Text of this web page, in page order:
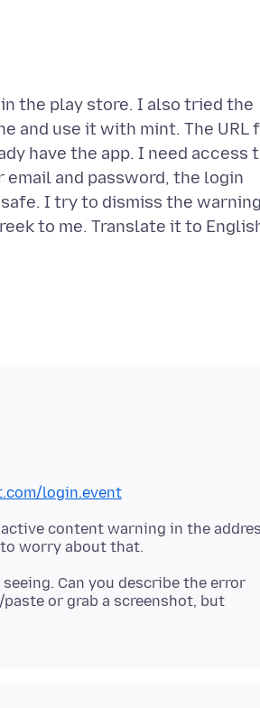
the play store. I also tried the
and use it with mint. The URL
have the app. I need access
and password, the login
I try to dismiss the
to me. Translate it to
login.event
content warning in the
Can you describe the error
or grab a screenshot, but